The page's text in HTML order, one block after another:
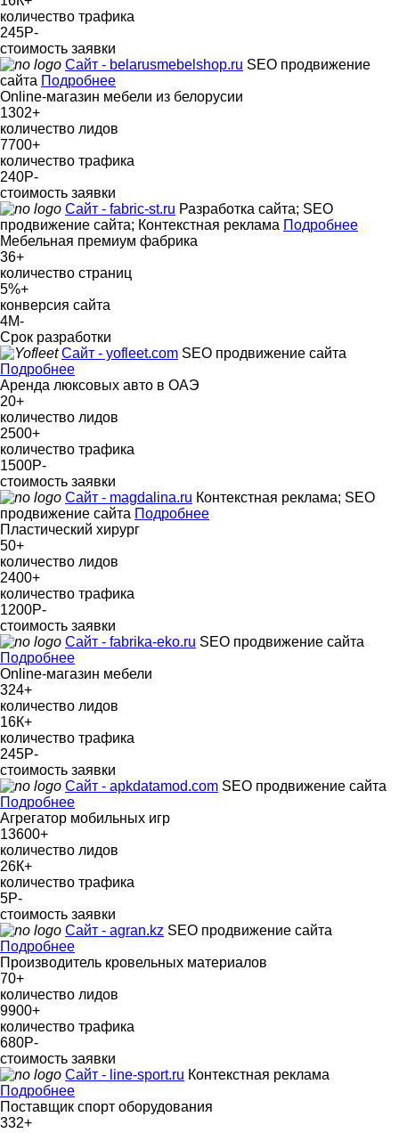
количество трафика
245Р-
стоимость заявки
Сайт - belarusmebelshop.ru SEO продвижение
сайта Подробнее
Online-магазин мебели из белорусии
1302+
количество лидов
7700+
количество трафика
240Р-
стоимость заявки
Сайт - fabric-st.ru Разработка сайта; SEO
продвижение сайта; Контекстная реклама Подробнее
Мебельная премиум фабрика
36+
количество страниц
5%+
конверсия сайта
4М-
Срок разработки
Сайт - yofleet.com SEO продвижение сайта
Подробнее
Аренда люксовых авто в ОАЭ
20+
количество лидов
2500+
количество трафика
1500Р-
стоимость заявки
Сайт - magdalina.ru Контекстная реклама; SEO
продвижение сайта Подробнее
Пластический хирург
50+
количество лидов
2400+
количество трафика
1200Р-
стоимость заявки
Сайт - fabrika-eko.ru SEO продвижение сайта
Подробнее
Online-магазин мебели
324+
количество лидов
16К+
количество трафика
245Р-
стоимость заявки
Сайт - apkdatamod.com SEO продвижение сайта
Подробнее
Агрегатор мобильных игр
13600+
количество лидов
26К+
количество трафика
5Р-
стоимость заявки
Сайт - agran.kz SEO продвижение сайта
Подробнее
Производитель кровельных материалов
70+
количество лидов
9900+
количество трафика
680Р-
стоимость заявки
Сайт - line-sport.ru Контекстная реклама
Подробнее
Поставщик спорт оборудования
332+